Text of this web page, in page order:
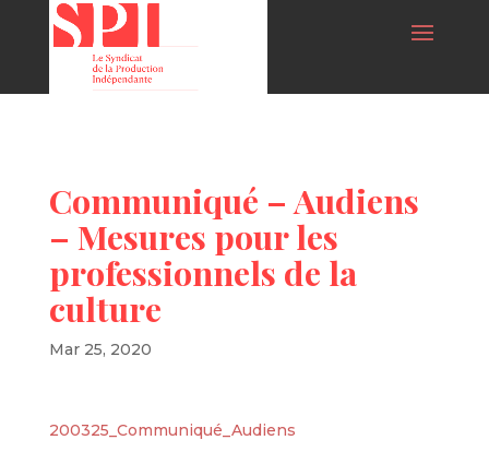
Communiqué – Audiens
– Mesures pour les
professionnels de la
culture
Mar 25, 2020
200325_Communiqué_Audiens